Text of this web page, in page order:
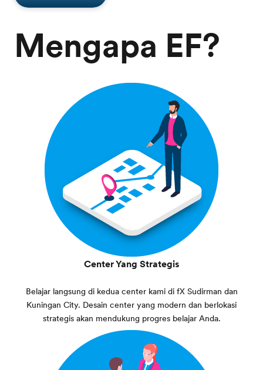
Mengapa EF?
Center Yang Strategis
Belajar langsung di kedua center kami di fX Sudirman dan
Kuningan City. Desain center yang modern dan berlokasi
strategis akan mendukung progres belajar Anda.